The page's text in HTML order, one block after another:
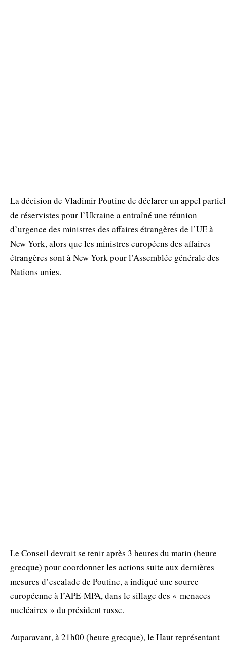
La décision de Vladimir Poutine de déclarer un appel partiel
de réservistes pour l’Ukraine a entraîné une réunion
d’urgence des ministres des affaires étrangères de l’UE à
New York, alors que les ministres européens des affaires
étrangères sont à New York pour l’Assemblée générale des
Nations unies.
Le Conseil devrait se tenir après 3 heures du matin (heure
grecque) pour coordonner les actions suite aux dernières
mesures d’escalade de Poutine, a indiqué une source
européenne à l’APE-MPA, dans le sillage des « menaces
nucléaires » du président russe.
Auparavant, à 21h00 (heure grecque), le Haut représentant